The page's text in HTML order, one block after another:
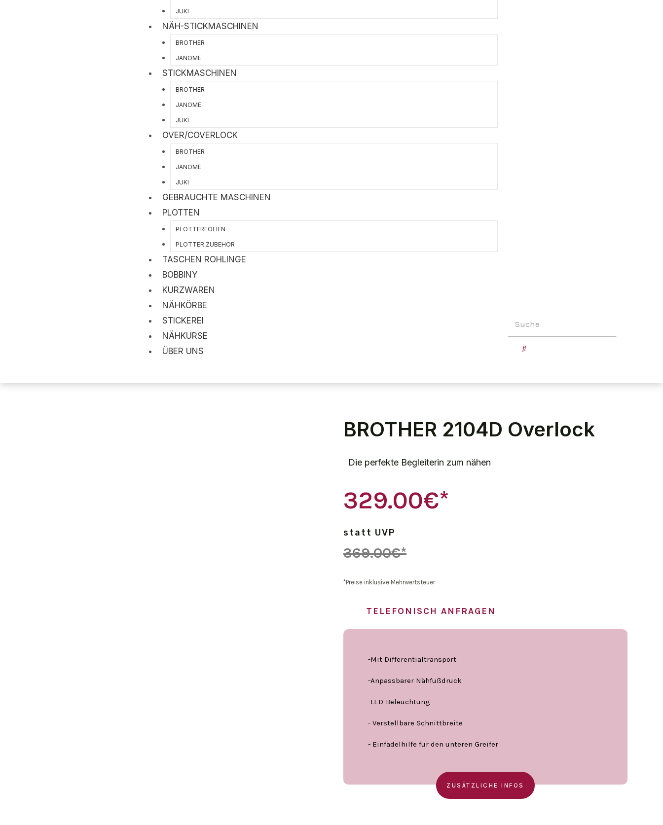
JUKI
NÄH-STICKMASCHINEN
BROTHER
JANOME
STICKMASCHINEN
BROTHER
JANOME
JUKI
OVER/COVERLOCK
BROTHER
JANOME
JUKI
GEBRAUCHTE MASCHINEN
PLOTTEN
PLOTTERFOLIEN
PLOTTER ZUBEHÖR
TASCHEN ROHLINGE
BOBBINY
KURZWAREN
NÄHKÖRBE
STICKEREI
NÄHKURSE
ÜBER UNS
BROTHER 2104D Overlock
Die perfekte Begleiterin zum nähen
329.00€*
statt UVP
369.00€*
*Preise inklusive Mehrwertsteuer
TELEFONISCH ANFRAGEN
-Mit Differentialtransport
-Anpassbarer Nähfußdruck
-LED-Beleuchtung
- Verstellbare Schnittbreite
- Einfädelhilfe für den unteren Greifer
ZUSÄTZLICHE INFOS